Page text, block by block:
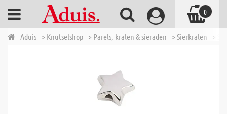
Aduis > Knutselshop > Parels, kralen & sieraden > Sierkralen >
0